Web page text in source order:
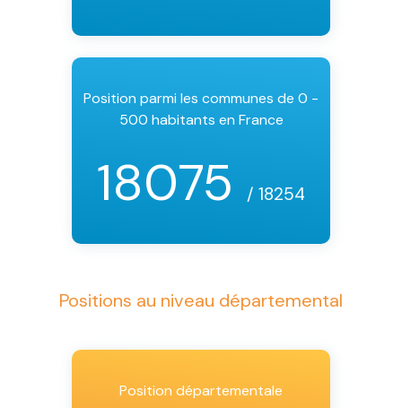
Position parmi les communes de 0 -
500 habitants en France
18075 / 18254
Positions au niveau départemental
Position départementale